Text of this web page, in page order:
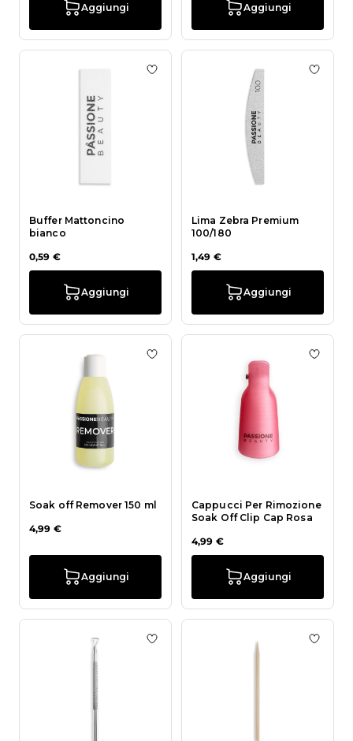
Aggiungi Aggiungi
Buffer Mattoncino
bianco
0,59 €
Aggiungi
Aggiungi alla wishlist Buffer
Lima Zebra Premium
100/180
1,49 €
Aggiungi
Soak off Remover 150 ml
4,99 €
Aggiungi
Aggiungi alla wishlist Soak off
Cappucci Per Rimozione
Soak Off Clip Cap Rosa
4,99 €
Aggiungi
Aggiungi alla wishlist Pusher